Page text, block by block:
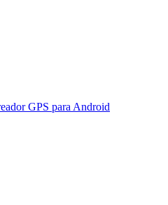
GPS para Android